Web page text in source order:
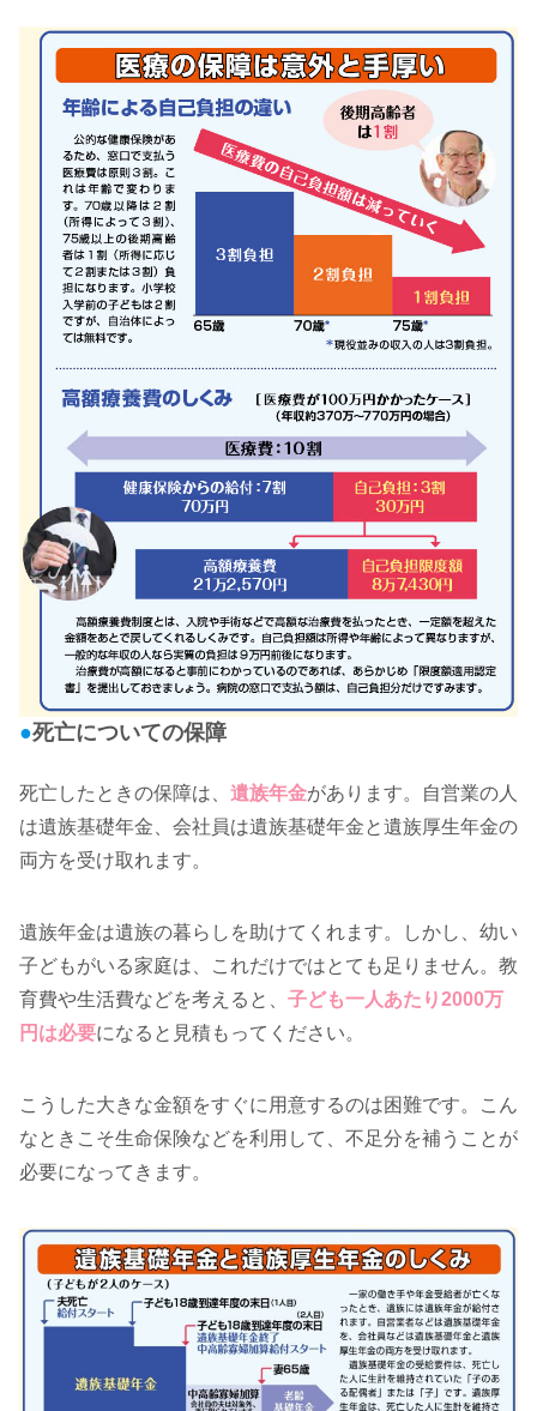
●死亡についての保障
死亡したときの保障は、 遺族年金があります。自営業の人
は遺族基礎年金、会社員は遺族基礎年金と遺族厚生年金の
両方を受け取れます。
遺族年金は遺族の暮らしを助けてくれます。しかし、幼い
子どもがいる家庭は、これだけではとても足りません。教
育費や生活費などを考えると、 子ども一人あたり2000万
円は必要になると見積もってください。
こうした大きな金額をすぐに用意するのは困難です。こん
なときこそ生命保険などを利用して、不足分を補うことが
必要になってきます。